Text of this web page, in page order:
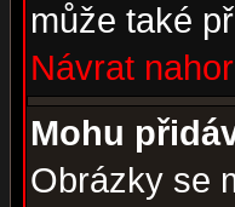
může také
Návrat
Mohu
Obrázky se